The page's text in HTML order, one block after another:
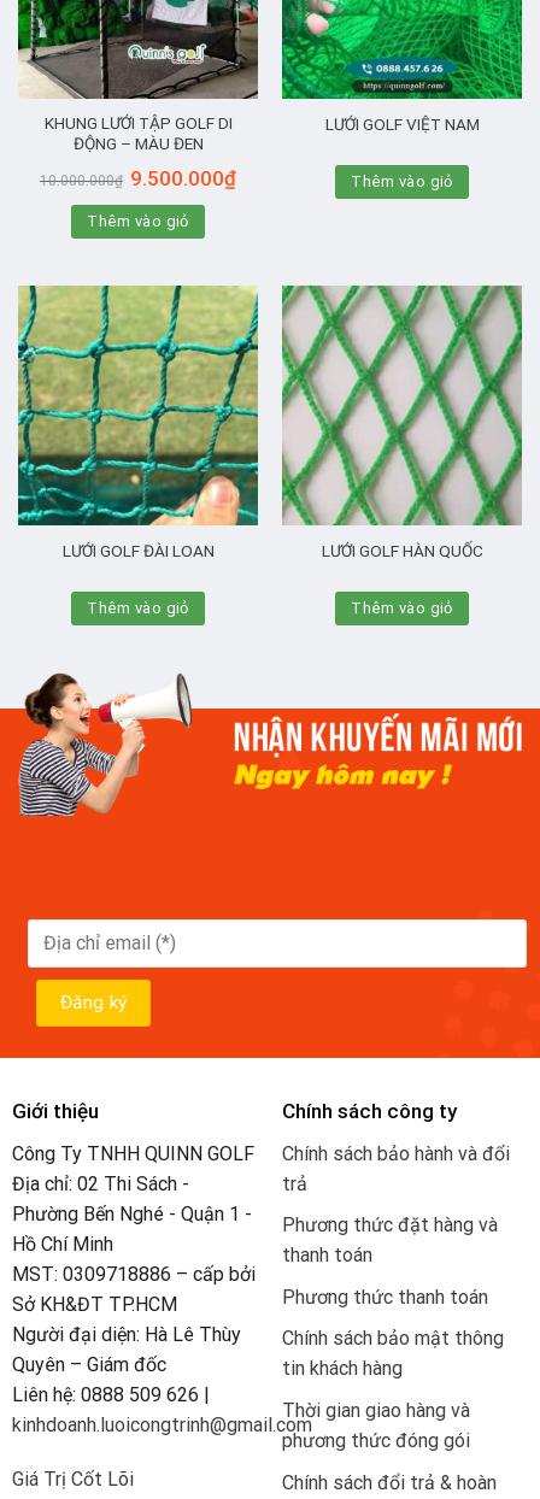
KHUNG LƯỚI TẬP GOLF DI
ĐỘNG – MÀU ĐEN
10.000.000₫ Giá
gốc
là:
10.000.000₫.
9.500.000₫Giá
Thêm vào giỏ
LƯỚI GOLF VIỆT NAM
Thêm vào giỏ
LƯỚI GOLF ĐÀI LOAN
Thêm vào giỏ
LƯỚI GOLF HÀN QUỐC
Thêm vào giỏ
Giới thiệu
Công Ty TNHH QUINN GOLF
Địa chỉ: 02 Thi Sách -
Phường Bến Nghé - Quận 1 -
Hồ Chí Minh
MST: 0309718886 – cấp bởi
Sở KH&ĐT TP.HCM
Người đại diện: Hà Lê Thùy
Quyên – Giám đốc
Liên hệ: 0888 509 626 |
kinhdoanh.luoicongtrinh@gmail.com
Giá Trị Cốt Lõi
Chính sách công ty
Chính sách bảo hành và đổi
trả
Phương thức đặt hàng và
thanh toán
Phương thức thanh toán
Chính sách bảo mật thông
tin khách hàng
Thời gian giao hàng và
phương thức đóng gói
Chính sách đổi trả & hoàn